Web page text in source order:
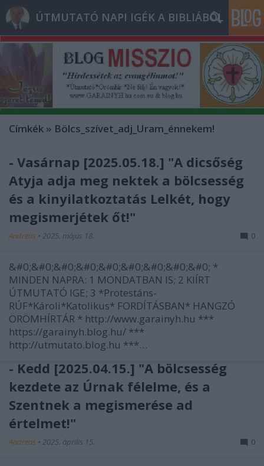
ÚTMUTATÓ NAPI IGÉK A BIBLIÁBÓL
Címkék » Bölcs_szívet_adj_Uram_énnekem!
- Vasárnap [2025.05.18.] "A dicsőség
Atyja adja meg nektek a bölcsesség
és a kinyilatkoztatás Lelkét, hogy
megismerjétek őt!"
Andreas • 2025. május 18. 0
&#0;&#0;&#0;&#0;&#0;&#0;&#0;&#0;&#0; *
MINDEN NAPRA: 1 MONDATBAN IS; 2 KIÍRT
ÚTMUTATÓ IGE; 3 *Protestáns-
RÚF*Károli*Katolikus* FORDÍTÁSBAN* HANGZÓ
ÖRÖMHÍRTÁR * http://www.garainyh.hu ***
https://garainyh.blog.hu/ ***
http://utmutato.blog.hu ***…
- Kedd [2025.04.15.] "A bölcsesség
kezdete az Úrnak félelme, és a
Szentnek a megismerése ad
értelmet!"
Andreas • 2025. április 15. 0